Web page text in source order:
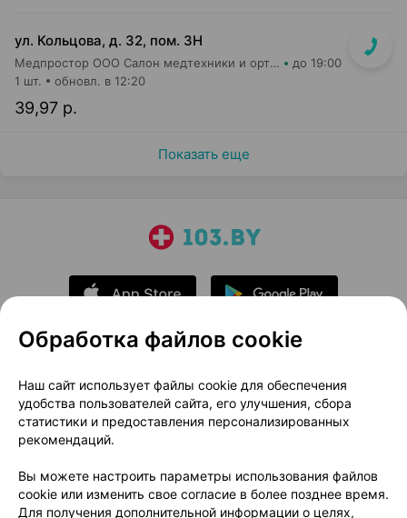
ул. Кольцова, д. 32, пом. 3Н
Медпростор ООО Салон медтехники и ортопедии №5 до 19:00
39,97 р.
1 шт. обновл. в 12:20
Показать еще
О проекте
Новости проекта
Размещение рекламы
Медицинский маркетинг
Публичный договор
Доставка
Способы оплаты
Вакансии
Партнеры
Написать руководителю 103.by
Обработка файлов cookie
Наш сайт использует файлы cookie для обеспечения
удобства пользователей сайта, его улучшения, сбора
статистики и предоставления персонализированных
рекомендаций.
Вы можете настроить параметры использования файлов
cookie или изменить свое согласие в более позднее время.
Для получения дополнительной информации о целях,